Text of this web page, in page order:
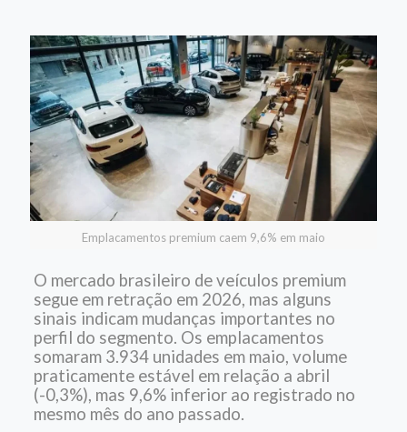
Emplacamentos premium caem 9,6% em maio
O mercado brasileiro de veículos premium
segue em retração em 2026, mas alguns
sinais indicam mudanças importantes no
perfil do segmento. Os emplacamentos
somaram 3.934 unidades em maio, volume
praticamente estável em relação a abril
(-0,3%), mas 9,6% inferior ao registrado no
mesmo mês do ano passado.